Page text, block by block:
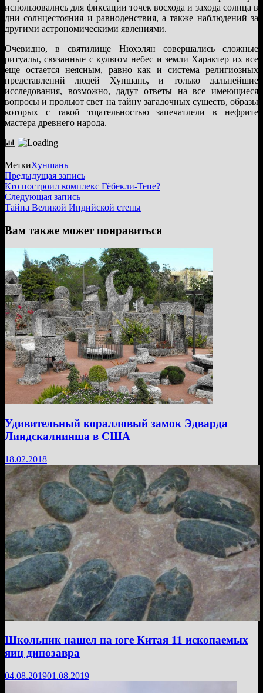
использовались для фиксации точек восхода и захода солнца в
дни солнцестояния и равноденствия, а также наблюдений за
другими астрономическими явлениями.
Очевидно, в святилище Нюхэлян совершались сложные
ритуалы, связанные с культом небес и земли Характер их все
еще остается неясным, равно как и система религиозных
представлений людей Хуншань, и только дальнейшие
исследования, возможно, дадут ответы на все имеющиеся
вопросы и прольют свет на тайну загадочных существ, образы
которых с такой тщательностью запечатлели в нефрите
мастера древнего народа.
МеткиХуншань
Навигация
по
записям
Предыдущая записьПредыдущая
запись:
Кто построил комплекс Гёбекли-Тепе?
Следующая записьСледующая
запись:
Тайна Великой Индийской стены
Вам также может понравиться
Удивительный коралловый замок Эдварда
Линдскалнинша в США
18.02.2018
Школьник нашел на юге Китая 11 ископаемых
яиц динозавра
04.08.201901.08.2019